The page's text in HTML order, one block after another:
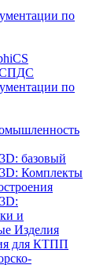
по
по
базовый
Комплекты
и
Изделия
для КТПП